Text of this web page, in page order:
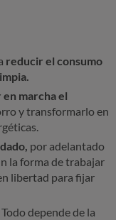
reducir el consumo
marcha el
y transformarlo en
por adelantado
la forma de trabajar
libertad para fijar
Todo depende de la